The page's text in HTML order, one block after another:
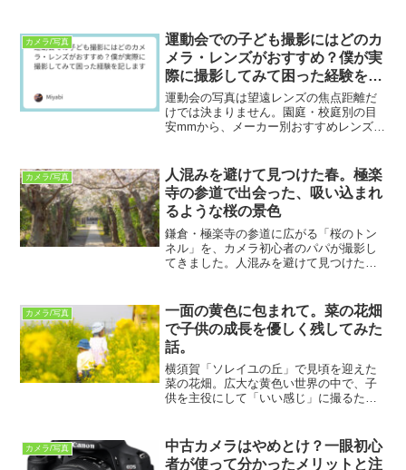
介します。
カメラ/写真
運動会での子ども撮影にはどのカ
メラ・レンズがおすすめ？僕が実
際に撮影してみて困った経験を記
します
運動会の写真は望遠レンズの焦点距離だ
けでは決まりません。園庭・校庭別の目
安mmから、メーカー別おすすめレンズ、
を交えて解説します。
カメラ/写真
人混みを避けて見つけた春。極楽
寺の参道で出会った、吸い込まれ
るような桜の景色
鎌倉・極楽寺の参道に広がる「桜のトン
ネル」を、カメラ初心者のパパが撮影し
てきました。人混みを避けて見つけた奥
す。湘南・鎌倉の春散歩の参考にどう
ぞ。
カメラ/写真
一面の黄色に包まれて。菜の花畑
で子供の成長を優しく残してみた
話。
横須賀「ソレイユの丘」で見頃を迎えた
菜の花畑。広大な黄色い世界の中で、子
供を主役にして「いい感じ」に撮るため
仕上げるレタッチ術も紹介。パパカメラ
初心者の方、必見です。
カメラ/写真
中古カメラはやめとけ？一眼初心
者が使って分かったメリットと注